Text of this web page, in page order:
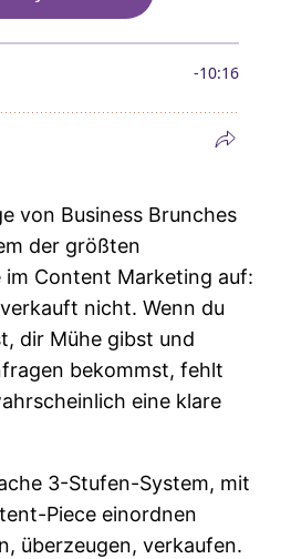
von Business Brunches
der größten
im Content Marketing auf:
nicht. Wenn du
dir Mühe gibst und
bekommst, fehlt
eine klare
3-Stufen-System, mit
Piece einordnen
überzeugen, verkaufen.